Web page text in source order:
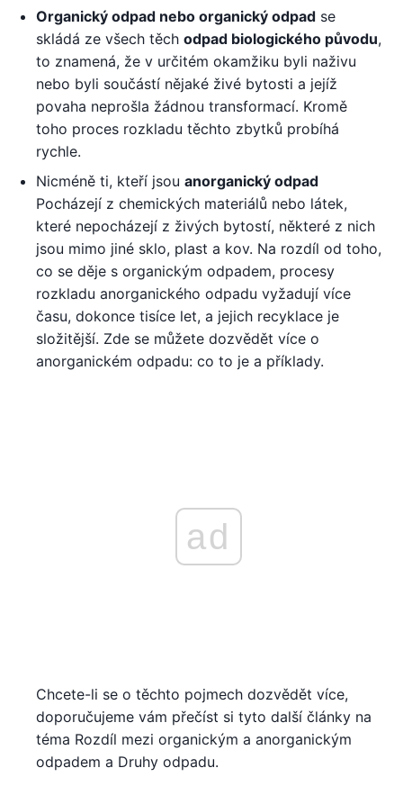
Organický odpad nebo organický odpad se
skládá ze všech těch odpad biologického původu,
to znamená, že v určitém okamžiku byli naživu
nebo byli součástí nějaké živé bytosti a jejíž
povaha neprošla žádnou transformací. Kromě
toho proces rozkladu těchto zbytků probíhá
rychle.
Nicméně ti, kteří jsou anorganický odpad
Pocházejí z chemických materiálů nebo látek,
které nepocházejí z živých bytostí, některé z nich
jsou mimo jiné sklo, plast a kov. Na rozdíl od toho,
co se děje s organickým odpadem, procesy
rozkladu anorganického odpadu vyžadují více
času, dokonce tisíce let, a jejich recyklace je
složitější. Zde se můžete dozvědět více o
anorganickém odpadu: co to je a příklady.
ad
Chcete-li se o těchto pojmech dozvědět více,
doporučujeme vám přečíst si tyto další články na
téma Rozdíl mezi organickým a anorganickým
odpadem a Druhy odpadu.